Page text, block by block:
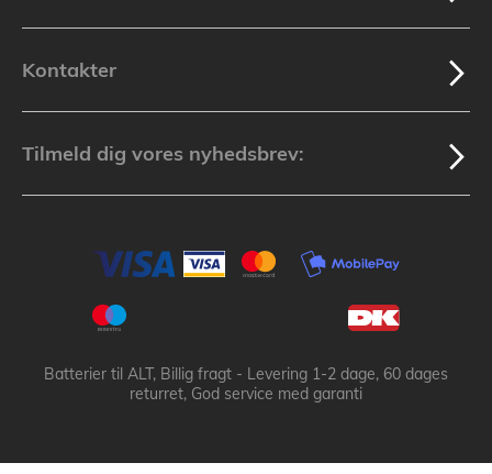
Kontakter
Tilmeld dig vores nyhedsbrev:
Batterier til ALT, Billig fragt - Levering 1-2 dage, 60 dages
returret, God service med garanti